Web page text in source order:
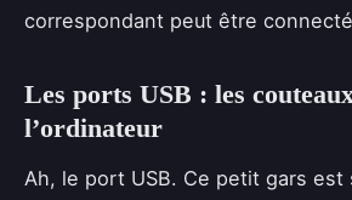
correspondant peut être
Les ports USB : les
l’ordinateur
Ah, le port USB. Ce petit gars est